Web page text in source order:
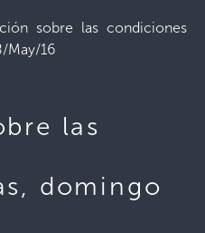
sobre las condiciones
May/16
las
domingo